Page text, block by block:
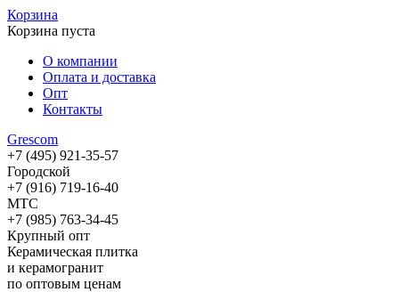
Корзина
Корзина пуста
О компании
Оплата и доставка
Опт
Контакты
Grescom
+7 (495) 921-35-57
Городской
+7 (916) 719-16-40
МТС
+7 (985) 763-34-45
Крупный опт
Керамическая плитка
и керамогранит
по оптовым ценам